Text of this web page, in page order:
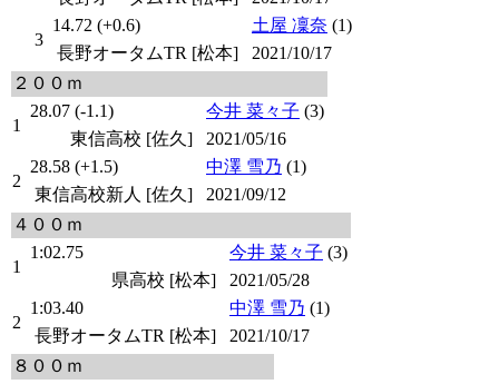
3
14.72 (+0.6) 土屋 凜奈 (1)
長野オータムTR [松本]
2021/10/17
２００ｍ
1
28.07 (-1.1) 今井 菜々子 (3)
東信高校 [佐久]
2021/05/16
2
28.58 (+1.5) 中澤 雪乃 (1)
東信高校新人 [佐久]
2021/09/12
４００ｍ
1
1:02.75 今井 菜々子 (3)
県高校 [松本]
2021/05/28
2
1:03.40 中澤 雪乃 (1)
長野オータムTR [松本]
2021/10/17
８００ｍ